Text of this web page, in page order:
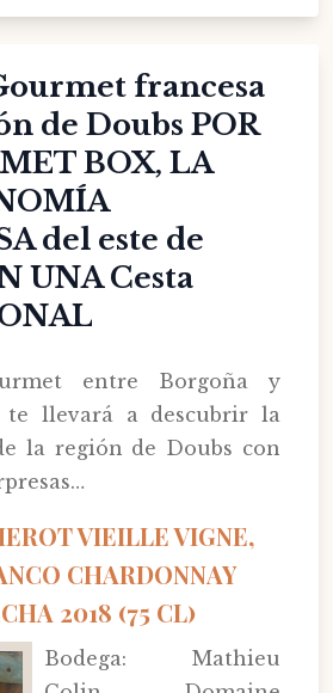
francesa
de Doubs POR
BOX, LA
del este de
UNA Cesta
entre Borgoña y
te llevará a descubrir la
la región de Doubs con
VIEILLE VIGNE,
CHARDONNAY
2018 (75 CL)
Bodega: Mathieu